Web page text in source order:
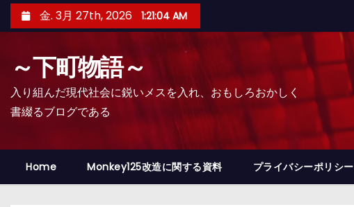
ン
プ
金. 3月 27th, 2026 1:21:05 AM
～下町物語～
入り組んだ現代社会に鋭いメスを入れ、おもしろおかしく
書綴るブログである
Home Monkey125改造に関する資料 プライバシーポリシー